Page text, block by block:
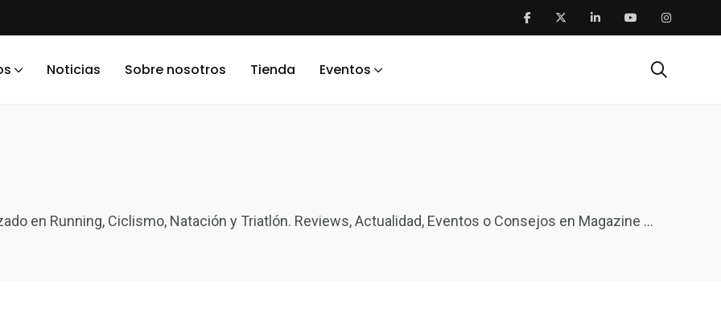
Noticias Sobre nosotros Tienda Eventos
en Running, Ciclismo, Natación y Triatlón. Reviews, Actualidad, Eventos o Consejos en Magazine …